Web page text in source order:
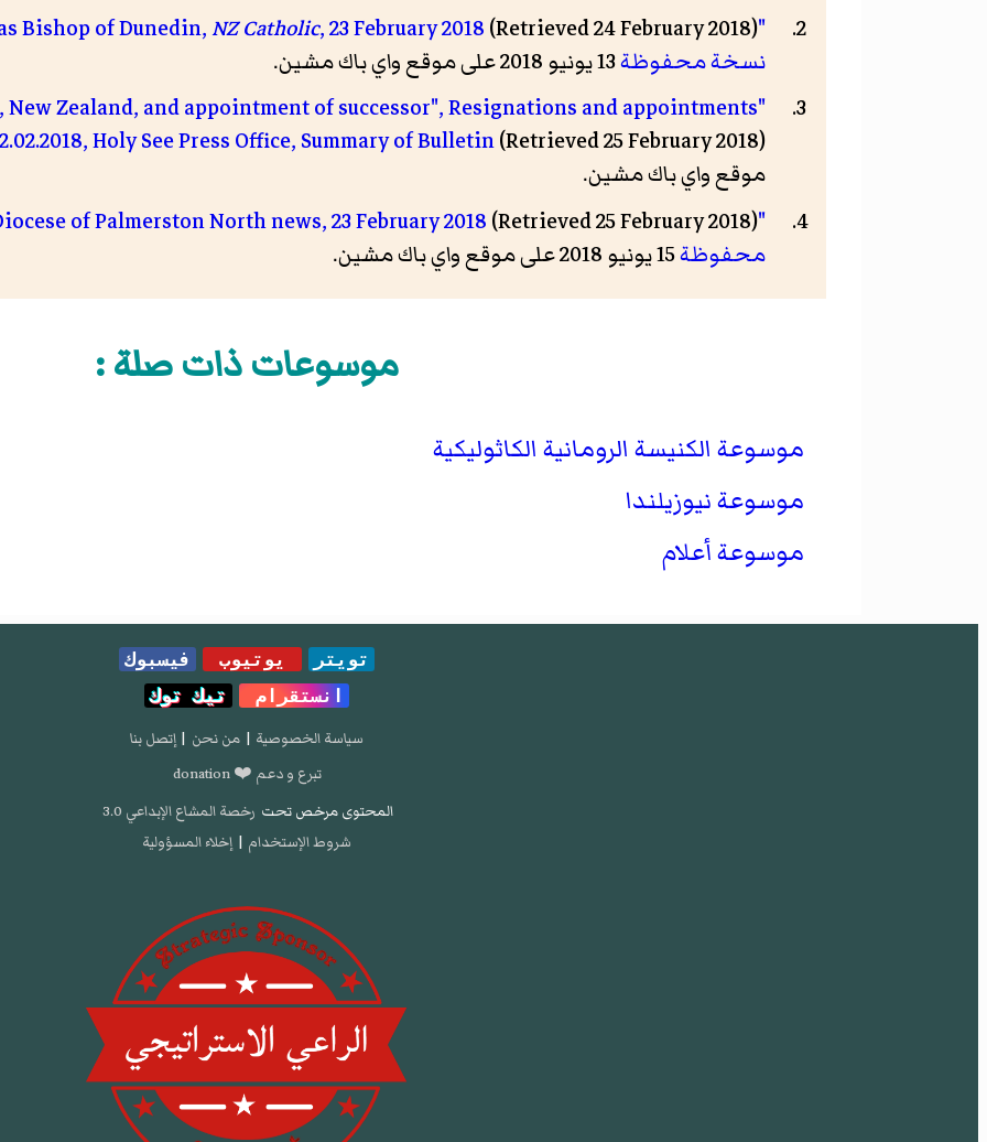
"Pope appoints Fr Michael Dooley as Bishop of Dunedin,
NZ Catholic, 23 February 2018 (Retrieved 24 February 2018)
نسخة محفوظة13 يونيو 2018 على موقع واي باك مشين.
Zealand, and appointment of successor", Resignations and appointments
Holy See Press Office, Summary of Bulletin(Retrieved 25 February 2018)
موقع واي باك مشين.
"New bishop for Dunedin", Diocese of Palmerston North news, 23 February 2018
(Retrieved 25 February 2018)
محفوظة15 يونيو 2018 على موقع واي باك مشين.
موسوعات ذات صلة :
موسوعة الكنيسة الرومانية الكاثوليكية
موسوعة نيوزيلندا
موسوعة أعلام
تويتر يوتيوب
فيسبوك
انستقرام
تيك توك
سياسة الخصوصية | من نحن | إتصل بنا
تبرع و دعم ❤️ donation
المحتوى مرخص تحت رخصة المشاع الإبداعي 3.0
شروط الإستخدام | إخلاء المسؤولية